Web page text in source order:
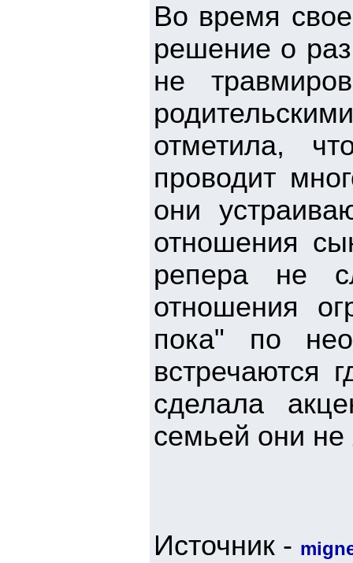
Во время
решение о
не
отметила,
проводит
они
отношения
репера не
отношения
пока" по
встречаются
сделала
семьей они не
Источник -